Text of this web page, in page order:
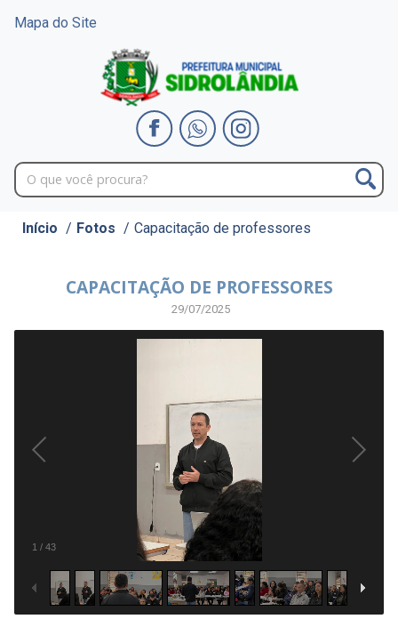
Mapa do Site
Início / Fotos / Capacitação de professores
CAPACITAÇÃO DE PROFESSORES
29/07/2025
1 / 43